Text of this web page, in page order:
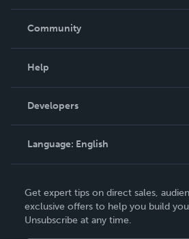
In The News
Community
Podcast
Help
Order Lookup
Knowledge Base
Contact Support
Developers
Language: English
Deutsch
Français
Get expert tips on direct sales,
exclusive offers to help you build
Unsubscribe at any time.